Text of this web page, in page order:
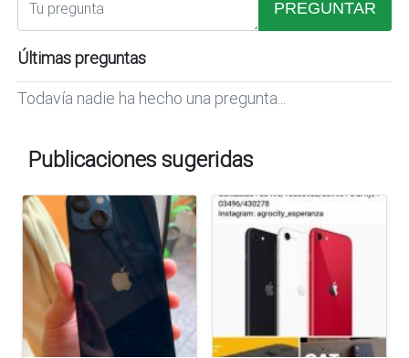
PREGUNTAR
Últimas preguntas
Todavía nadie ha hecho una pregunta...
Publicaciones sugeridas